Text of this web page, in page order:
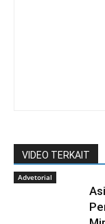
VIDEO TERKAIT
Advetorial